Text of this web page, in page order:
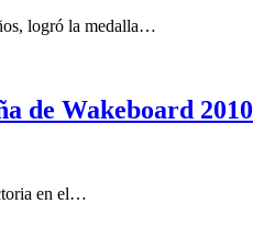
logró la medalla…
de Wakeboard 2010
en el…